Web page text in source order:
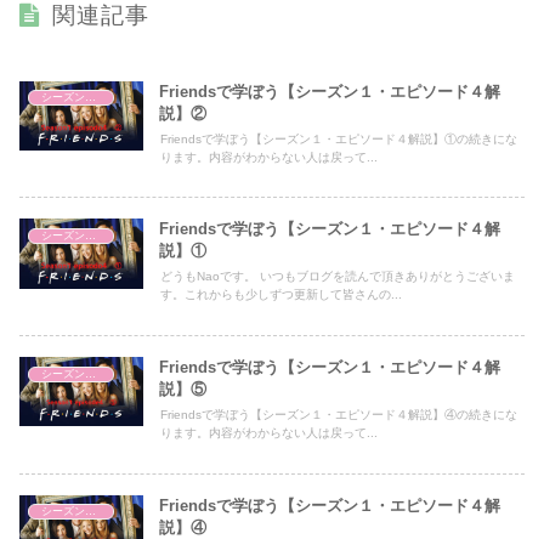
関連記事
Friendsで学ぼう【シーズン１・エピソード４解
説】②
Friendsで学ぼう【シーズン１・エピソード４解説】①の続きにな
ります。内容がわからない人は戻って...
Friendsで学ぼう【シーズン１・エピソード４解
説】①
どうもNaoです。 いつもブログを読んで頂きありがとうございま
す。これからも少しずつ更新して皆さんの...
Friendsで学ぼう【シーズン１・エピソード４解
説】⑤
Friendsで学ぼう【シーズン１・エピソード４解説】④の続きにな
ります。内容がわからない人は戻って...
シーズン１・エピソード４
Friendsで学ぼう【シーズン１・エピソード４解
説】④